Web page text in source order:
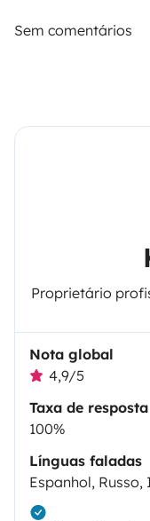
Sem comentários
Proprietário
Nota global
4,9/5
Taxa de resposta
100%
Línguas faladas
Espanhol, Russo,